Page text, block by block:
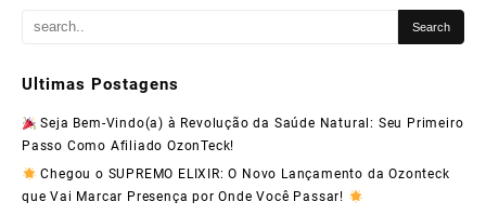
Ultimas Postagens
Seja Bem-Vindo(a) à Revolução da Saúde Natural: Seu Primeiro
Passo Como Afiliado OzonTeck!
Chegou o SUPREMO ELIXIR: O Novo Lançamento da Ozonteck
que Vai Marcar Presença por Onde Você Passar!